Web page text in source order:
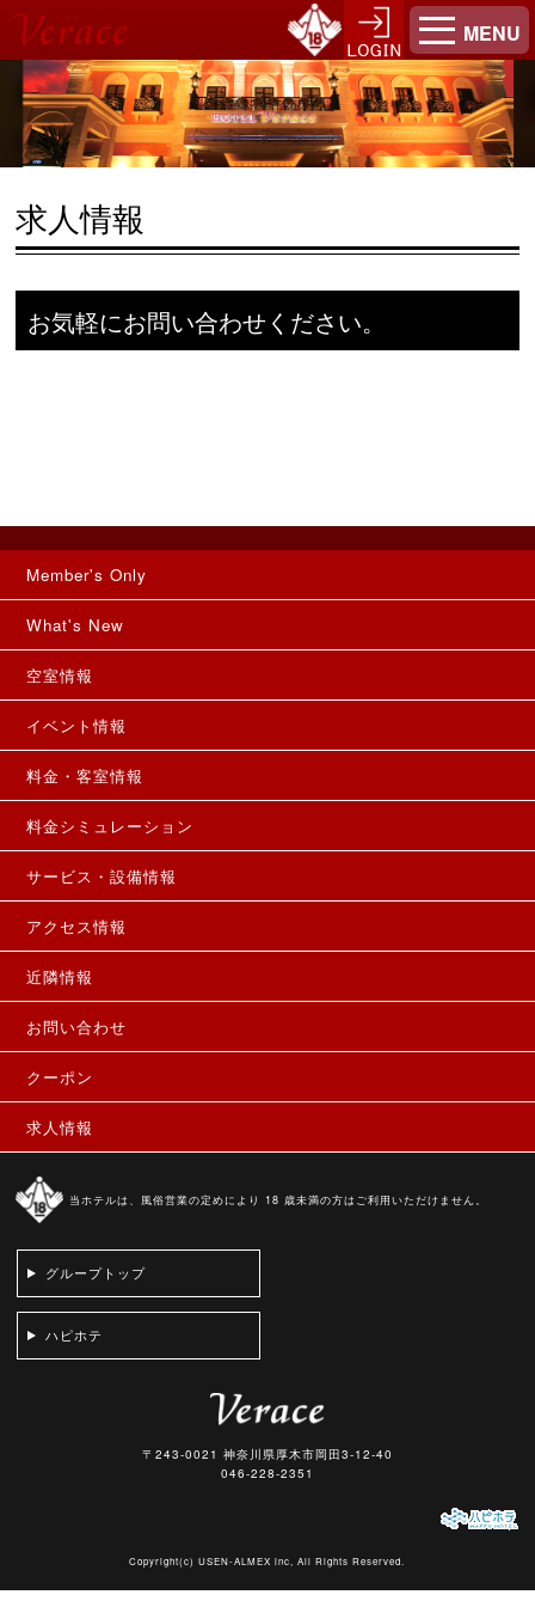
MENU
求人情報
お気軽にお問い合わせください。
Member's Only
What's New
空室情報
イベント情報
料金・客室情報
料金シミュレーション
サービス・設備情報
アクセス情報
近隣情報
お問い合わせ
クーポン
求人情報
当ホテルは、風俗営業の定めにより 18 歳未満の方はご利用いただけません。
グループトップ
ハピホテ
〒243-0021 神奈川県厚木市岡田3-12-40
046-228-2351
Copyright(c)USEN-ALMEX inc, All Rights Reserved.